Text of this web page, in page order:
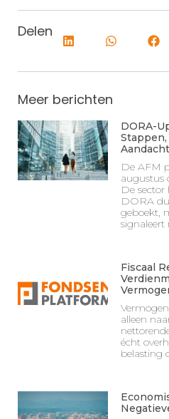
Delen
Meer berichten
DORA-
De AFM
augustus
De sector
DORA
geboekt,
signaleert
Fiscaal
alleen
écht
belasting